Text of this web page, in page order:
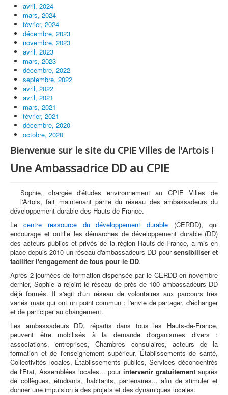
avril, 2024
mars, 2024
février, 2024
décembre, 2023
novembre, 2023
avril, 2023
mars, 2023
décembre, 2022
septembre, 2022
avril, 2022
avril, 2021
mars, 2021
février, 2021
décembre, 2020
octobre, 2020
Bienvenue sur le site du CPIE Villes de l'Artois !
Une Ambassadrice DD au CPIE
Sophie, chargée d'études environnement au CPIE Villes de
l'Artois, fait maintenant partie du réseau des ambassadeurs du
développement durable des Hauts-de-France.
Le centre ressource du développement durable (CERDD), qui
encourage et outille les démarches de développement durable (DD)
des acteurs publics et privés de la région Hauts-de-France, a mis en
place depuis 2010 un réseau d'ambassadeurs DD poursensibiliser et
faciliter l'engagement de tous pour le DD.
Après 2 journées de formation dispensée par le CERDD en novembre
dernier, Sophie a rejoint le réseau de près de 100 ambassadeurs DD
déjà formés. Il s'agit d'un réseau de volontaires aux parcours très
variés mais qui ont un point commun : l'envie de partager, d'échanger
et de participer au changement.
Les ambassadeurs DD, répartis dans tous les Hauts-de-France,
peuvent être mobilisés à la demande d'organismes divers :
associations, entreprises, Chambres consulaires, acteurs de la
formation et de l'enseignement supérieur, Établissements de santé,
Collectivités locales, Établissements publics, Services déconcentrés
de l'Etat, Assemblées locales... pourintervenir gratuitement auprès
de collègues, étudiants, habitants, partenaires... afin de stimuler et
donner une impulsion à des projets et des dynamiques locales.